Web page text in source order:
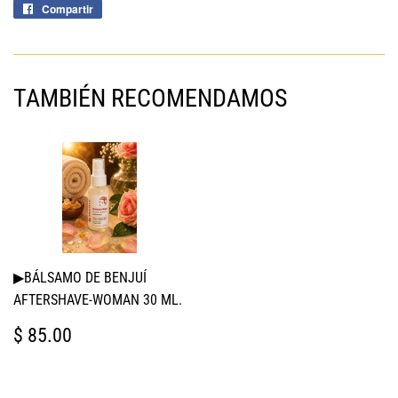
Compartir
TAMBIÉN RECOMENDAMOS
▶BÁLSAMO DE BENJUÍ
AFTERSHAVE-WOMAN 30 ML.
PRECIO
HABITUAL
$ 85.00